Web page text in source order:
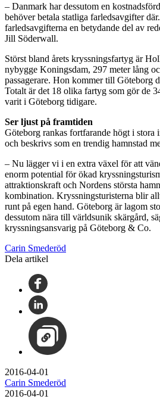
– Danmark har dessutom en
behöver betala statliga farledsavgifter
farledsavgifterna en betydande del av
Jill Söderwall.
Störst bland årets kryssningsfartyg är
nybygge Koningsdam, 297 meter lång
passagerare. Hon kommer till Göteborg
Totalt är det 18 olika fartyg som gör de
varit i Göteborg tidigare.
Ser ljust på framtiden
Göteborg rankas fortfarande högt i stora
och beskrivs som en trendig hamnstad
– Nu lägger vi i en extra växel för att
enorm potential för ökad
attraktionskraft och Nordens största
kombination. Kryssningsturisterna blir
runt på egen hand. Göteborg är lagom
dessutom nära till världsunik skärgård,
kryssningsansvarig på Göteborg & Co.
Carin Smederöd
Dela artikel
2016-04-01
Carin Smederöd
2016-04-01